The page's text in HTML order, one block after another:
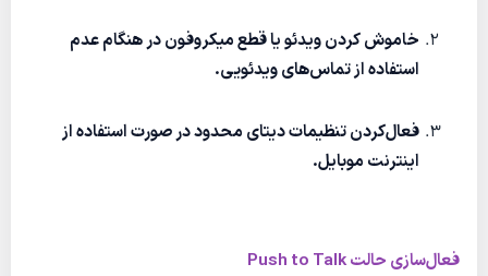
خاموش کردن ویدئو یا قطع میکروفون در هنگام عدم
استفاده از تماس‌های ویدئویی.
فعال‌کردن تنظیمات دیتای محدود در صورت استفاده از
اینترنت موبایل.
فعال‌سازی حالت Push to Talk